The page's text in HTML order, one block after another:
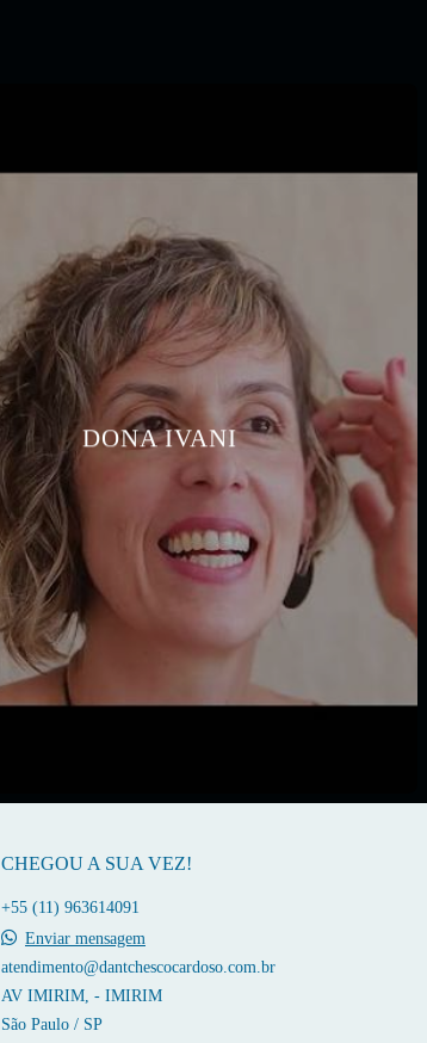
DONA IVANI
CHEGOU A SUA VEZ!
+55 (11) 963614091
Enviar mensagem
atendimento@dantchescocardoso.com.br
AV IMIRIM, - IMIRIM
São Paulo / SP